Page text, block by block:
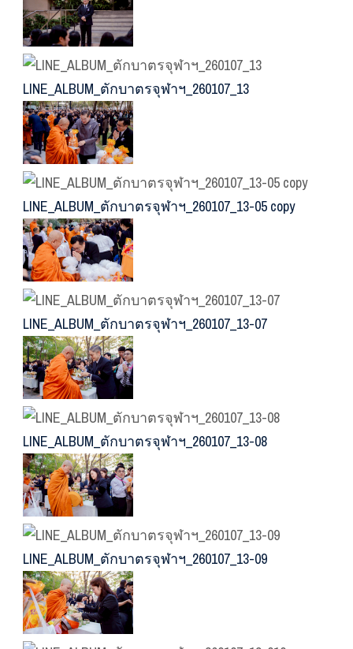
LINE_ALBUM_ตักบาตรจุฬาฯ_260107_13
LINE_ALBUM_ตักบาตรจุฬาฯ_260107_13-05 copy
LINE_ALBUM_ตักบาตรจุฬาฯ_260107_13-07
LINE_ALBUM_ตักบาตรจุฬาฯ_260107_13-08
LINE_ALBUM_ตักบาตรจุฬาฯ_260107_13-09